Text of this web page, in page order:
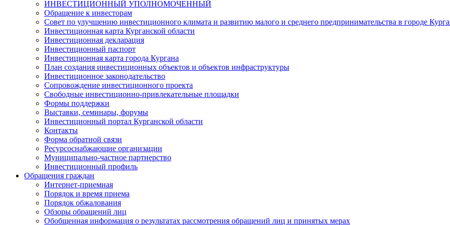
ИНВЕСТИЦИОННЫЙ УПОЛНОМОЧЕННЫЙ
Обращение к инвесторам
Совет по улучшению инвестиционного климата и развитию малого и среднего предпринимательства в городе
Инвестиционная карта Курганской области
Инвестиционная декларация
Инвестиционный паспорт
Инвестиционная карта города Кургана
План создания инвестиционных объектов и объектов инфраструктуры
Инвестиционное законодательство
Сопровождение инвестиционного проекта
Свободные инвестиционно-привлекательные площадки
Формы поддержки
Выставки, семинары, форумы
Инвестиционный портал Курганской области
Контакты
Форма обратной связи
Ресурсоснабжающие организации
Муниципально-частное партнерство
Инвестиционный профиль
Обращения граждан
Интернет-приемная
Порядок и время приема
Порядок обжалования
Обзоры обращений лиц
Обобщенная информация о результатах рассмотрения обращений лиц и принятых мерах